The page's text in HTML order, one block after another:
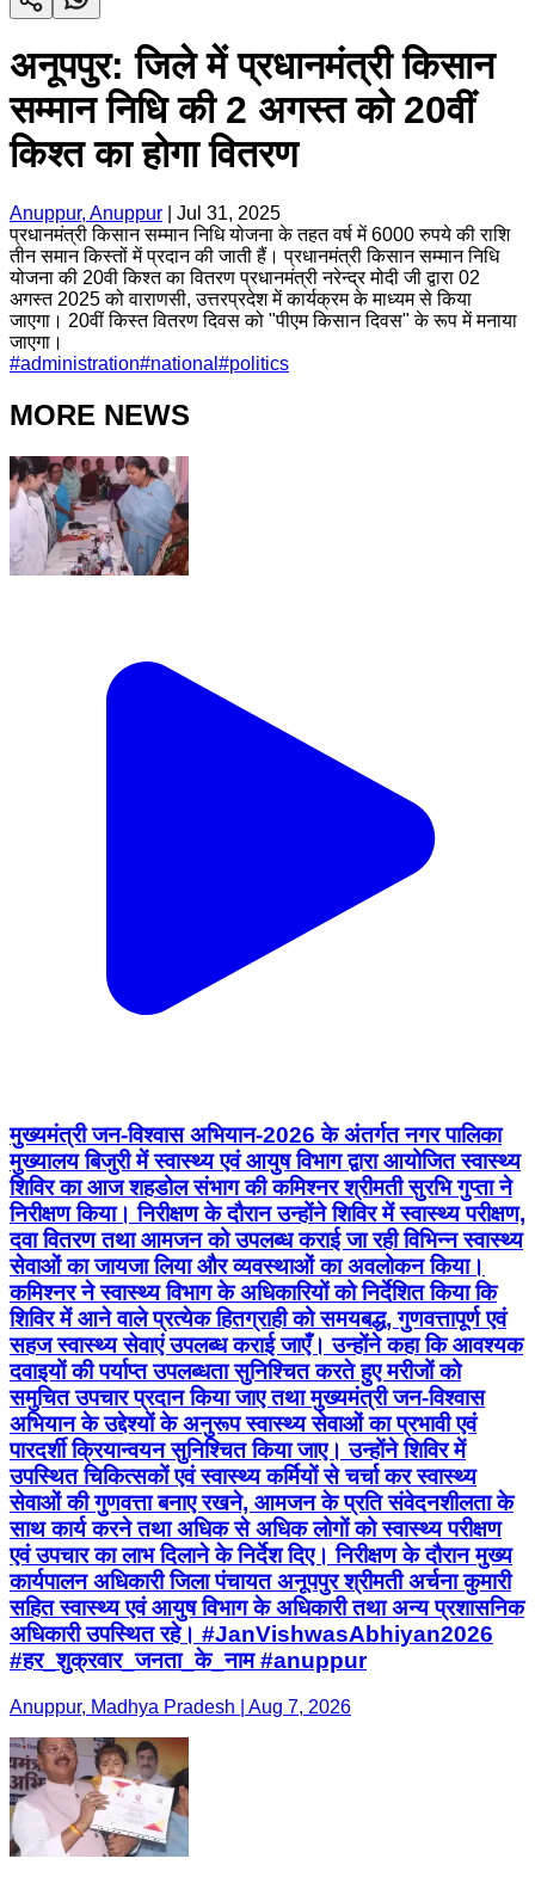
अनूपपुर: जिले में प्रधानमंत्री किसान
सम्मान निधि की 2 अगस्त को 20वीं
किश्त का होगा वितरण
Anuppur, Anuppur
Jul 31, 2025
प्रधानमंत्री किसान सम्मान निधि योजना के तहत वर्ष में 6000 रुपये की राशि
तीन समान किस्तों में प्रदान की जाती हैं। प्रधानमंत्री किसान सम्मान निधि
योजना की 20वी किश्त का वितरण प्रधानमंत्री नरेन्‍द्र मोदी जी द्वारा 02
अगस्‍त 2025 को वाराणसी, उत्तरप्रदेश में कार्यक्रम के माध्‍यम से किया
जाएगा। 20वीं किस्त वितरण दिवस को "पीएम किसान दिवस" के रूप में मनाया
जाएगा।
#administration#national #politics
MORE NEWS
मुख्यमंत्री जन-विश्वास अभियान-2026 के अंतर्गत नगर पालिका
मुख्यालय बिजुरी में स्वास्थ्य एवं आयुष विभाग द्वारा आयोजित स्वास्थ्य
शिविर का आज शहडोल संभाग की कमिश्नर श्रीमती सुरभि गुप्ता ने
निरीक्षण किया। निरीक्षण के दौरान उन्होंने शिविर में स्वास्थ्य परीक्षण,
दवा वितरण तथा आमजन को उपलब्ध कराई जा रही विभिन्न स्वास्थ्य
सेवाओं का जायजा लिया और व्यवस्थाओं का अवलोकन किया।
कमिश्नर ने स्वास्थ्य विभाग के अधिकारियों को निर्देशित किया कि
शिविर में आने वाले प्रत्येक हितग्राही को समयबद्ध, गुणवत्तापूर्ण एवं
सहज स्वास्थ्य सेवाएं उपलब्ध कराई जाएँ। उन्होंने कहा कि आवश्यक
दवाइयों की पर्याप्त उपलब्धता सुनिश्चित करते हुए मरीजों को
समुचित उपचार प्रदान किया जाए तथा मुख्यमंत्री जन-विश्वास
अभियान के उद्देश्यों के अनुरूप स्वास्थ्य सेवाओं का प्रभावी एवं
पारदर्शी क्रियान्वयन सुनिश्चित किया जाए। उन्होंने शिविर में
उपस्थित चिकित्सकों एवं स्वास्थ्य कर्मियों से चर्चा कर स्वास्थ्य
सेवाओं की गुणवत्ता बनाए रखने, आमजन के प्रति संवेदनशीलता के
साथ कार्य करने तथा अधिक से अधिक लोगों को स्वास्थ्य परीक्षण
एवं उपचार का लाभ दिलाने के निर्देश दिए। निरीक्षण के दौरान मुख्य
कार्यपालन अधिकारी जिला पंचायत अनूपपुर श्रीमती अर्चना कुमारी
सहित स्वास्थ्य एवं आयुष विभाग के अधिकारी तथा अन्य प्रशासनिक
अधिकारी उपस्थित रहे। #JanVishwasAbhiyan2026
#हर_शुक्रवार_जनता_के_नाम #anuppur
Anuppur, Madhya Pradesh | Aug 7, 2026